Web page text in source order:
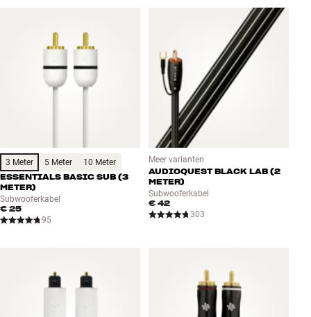
3 Meter 5 Meter 10 Meter
ESSENTIALS BASIC SUB (3
METER)
Subwooferkabel
€ 25
95
Meer varianten
AUDIOQUEST BLACK LAB (2
METER)
Subwooferkabel
€ 42
303